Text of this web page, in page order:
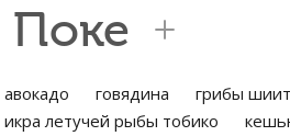
Поке
авокадо говядина грибы
икра летучей рыбы тобико